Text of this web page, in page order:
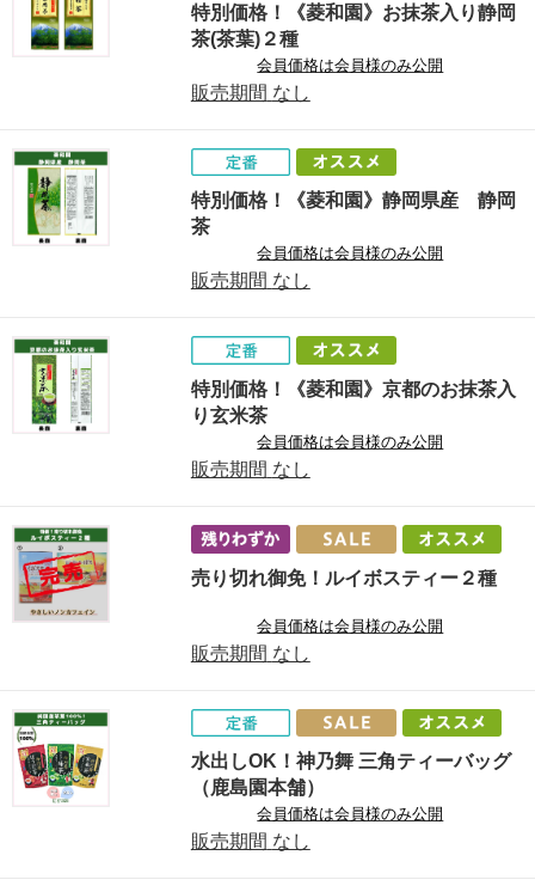
特別価格！《菱和園》お抹茶入り静岡
茶(茶葉)２種
会員価格は会員様のみ公開
販売期間 なし
特別価格！《菱和園》静岡県産 静岡
茶
会員価格は会員様のみ公開
販売期間 なし
特別価格！《菱和園》京都のお抹茶入
り玄米茶
会員価格は会員様のみ公開
販売期間 なし
売り切れ御免！ルイボスティー２種
会員価格は会員様のみ公開
販売期間 なし
水出しOK！神乃舞 三角ティーバッグ
（鹿島園本舗）
会員価格は会員様のみ公開
販売期間 なし